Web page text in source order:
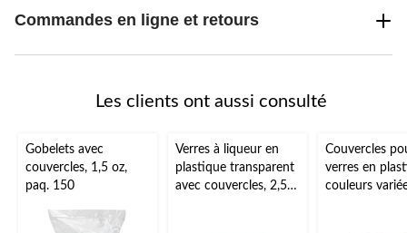
Commandes en ligne et retours
Les clients ont aussi consulté
Gobelets avec
couvercles, 1,5 oz,
paq. 150
Verres à liqueur en
plastique transparent
avec couvercles, 2,5
Couvercles
verres en
couleurs